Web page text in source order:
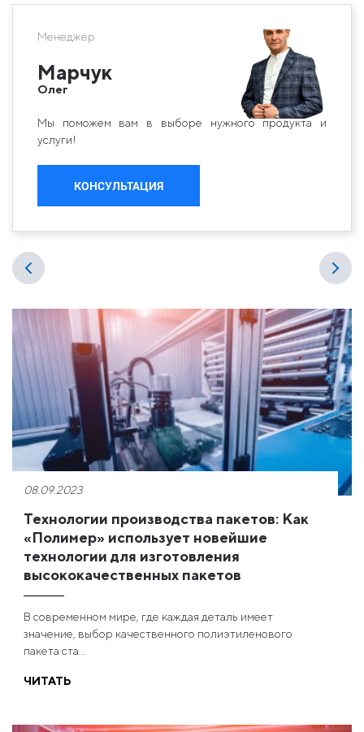
Менеджер
Марчук
Олег
Мы поможем вам в выборе нужного продукта и
услуги!
КОНСУЛЬТАЦИЯ
08.09.2023
Технологии производства пакетов: Как
«Полимер» использует новейшие
технологии для изготовления
высококачественных пакетов
В современном мире, где каждая деталь имеет
значение, выбор качественного полиэтиленового
пакета ста...
ЧИТАТЬ